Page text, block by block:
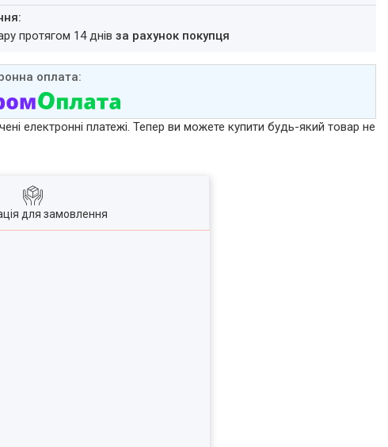
протягом 14 днівза рахунок покупця
електронні платежі. Тепер ви можете купити будь-який товар не
для замовлення